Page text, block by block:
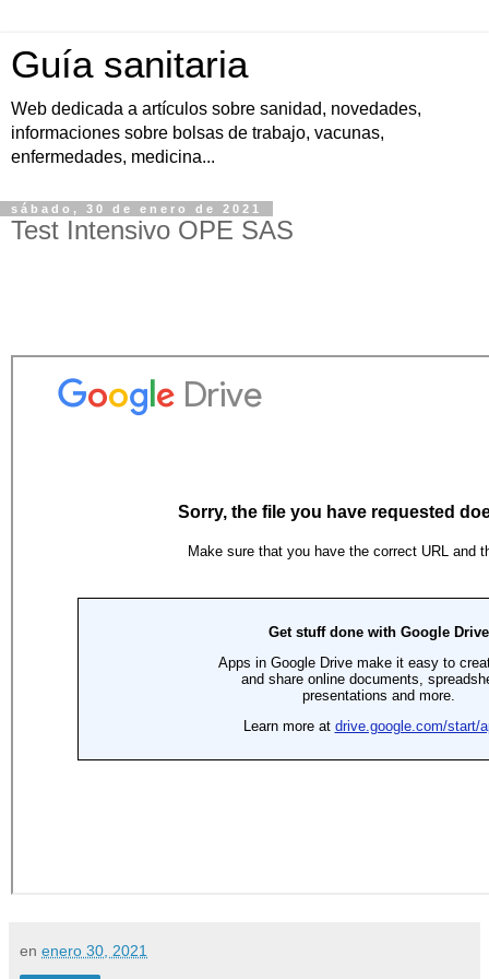
Guía sanitaria
Web dedicada a artículos sobre sanidad, novedades,
informaciones sobre bolsas de trabajo, vacunas,
enfermedades, medicina...
sábado, 30 de enero de 2021
Test Intensivo OPE SAS
en enero 30, 2021